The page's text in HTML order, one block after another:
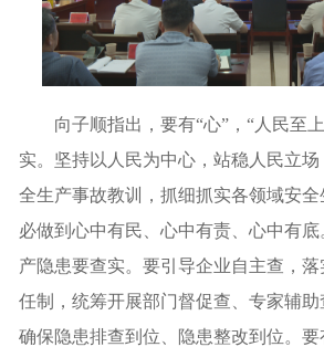
向子顺指出，要有“心”，“人民至
实。坚持以人民为中心，站稳人民立
全生产事故教训，抓细抓实各领域安
必做到心中有民、心中有责、心中有底
产隐患要查实。要引导企业自主查，
任制，统筹开展部门督促查、专家辅助
确保隐患排查到位、隐患整改到位。要